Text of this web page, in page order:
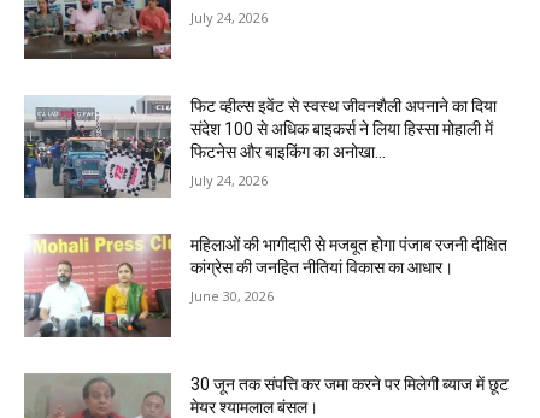
July 24, 2026
फिट व्हील्स इवेंट से स्वस्थ जीवनशैली अपनाने का दिया
संदेश 100 से अधिक बाइकर्स ने लिया हिस्सा मोहाली में
फिटनेस और बाइकिंग का अनोखा...
July 24, 2026
महिलाओं की भागीदारी से मजबूत होगा पंजाब रजनी दीक्षित
कांग्रेस की जनहित नीतियां विकास का आधार।
June 30, 2026
30 जून तक संपत्ति कर जमा करने पर मिलेगी ब्याज में छूट
मेयर श्यामलाल बंसल।